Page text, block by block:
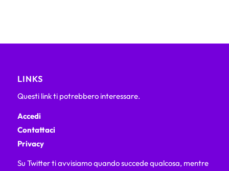
LINKS
Questi link ti potrebbero interessare.
Accedi
Contattaci
Privacy
Su Twitter ti avvisiamo quando succede qualcosa, mentre